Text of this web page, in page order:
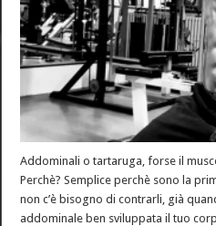
Addominali o tartaruga, forse il
Perchè? Semplice perchè sono la
non c’è bisogno di contrarli, già
addominale ben sviluppata il tuo